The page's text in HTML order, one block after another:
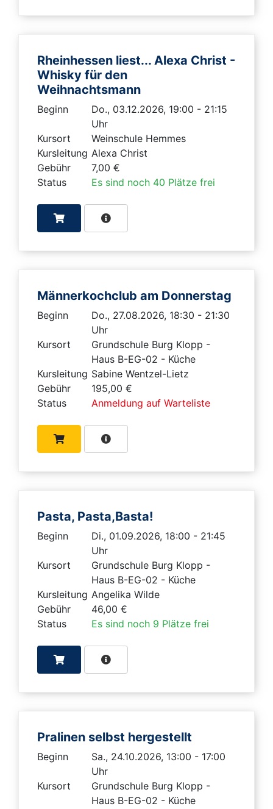
Rheinhessen liest... Alexa Christ -
Whisky für den
Weihnachtsmann
Beginn
Do., 03.12.2026, 19:00 - 21:15
Uhr
Kursort
Weinschule Hemmes
Kursleitung Alexa Christ
Gebühr
7,00 €
Status
Es sind noch 40 Plätze frei
Männerkochclub am Donnerstag
Beginn
Do., 27.08.2026, 18:30 - 21:30
Uhr
Kursort
Grundschule Burg Klopp -
Haus B-EG-02 - Küche
Kursleitung Sabine Wentzel-Lietz
Gebühr
195,00 €
Status
Anmeldung auf Warteliste
Pasta, Pasta,Basta!
Beginn
Di., 01.09.2026, 18:00 - 21:45
Uhr
Kursort
Grundschule Burg Klopp -
Haus B-EG-02 - Küche
Kursleitung Angelika Wilde
Gebühr
46,00 €
Status
Es sind noch 9 Plätze frei
Pralinen selbst hergestellt
Beginn
Sa., 24.10.2026, 13:00 - 17:00
Uhr
Kursort
Grundschule Burg Klopp -
Haus B-EG-02 - Küche